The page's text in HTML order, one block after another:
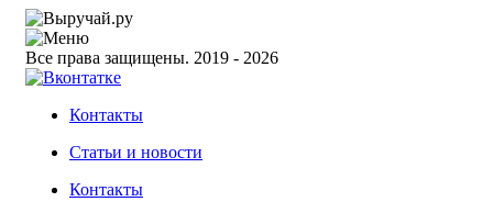
Все права защищены. 2019 - 2026
Контакты
Статьи и новости
Контакты